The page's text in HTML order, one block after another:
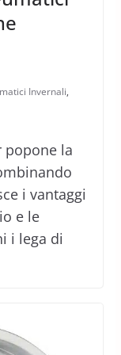
Invernali,
popone la
i vantaggi
e le
i lega di